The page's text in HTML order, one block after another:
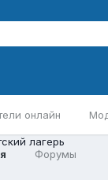
онлайн
Форумы
лагерь